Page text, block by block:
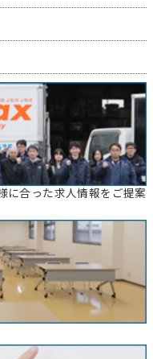
に合った求人情報をご提案